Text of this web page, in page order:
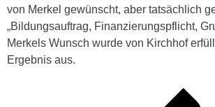
von Merkel gewünscht, aber tatsächlich
„Bildungsauftrag, Finanzierungspflicht,
Merkels Wunsch wurde von Kirchhof
Ergebnis aus.